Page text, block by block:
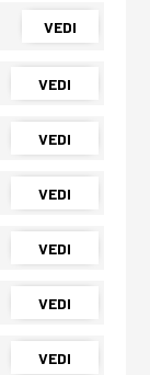
VEDI
VEDI
VEDI
VEDI
VEDI
VEDI
VEDI